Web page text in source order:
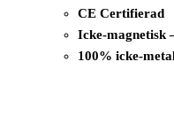
CE Certifierad
Icke-magnetisk
100% icke-